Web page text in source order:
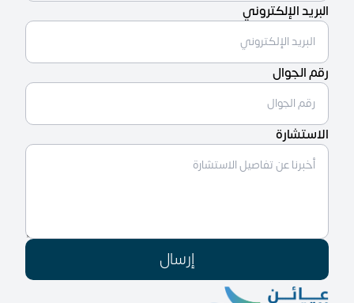
البريد الإلكتروني
رقم الجوال
الاستشارة
إرسال